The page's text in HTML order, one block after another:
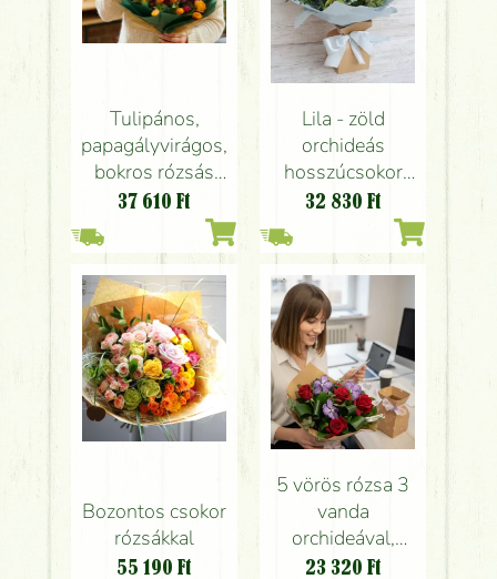
Tulipános,
papagályvirágos,
bokros rózsás
trópusi színvilágú
csokor (19 szál)
37 610 Ft
Lila - zöld
orchideás
hosszúcsokor
papírvázával (10
32 830 Ft
Bozontos csokor
rózsákkal
55 190 Ft
5 vörös rózsa 3
vanda
orchideával,
papírvázával
23 320 Ft